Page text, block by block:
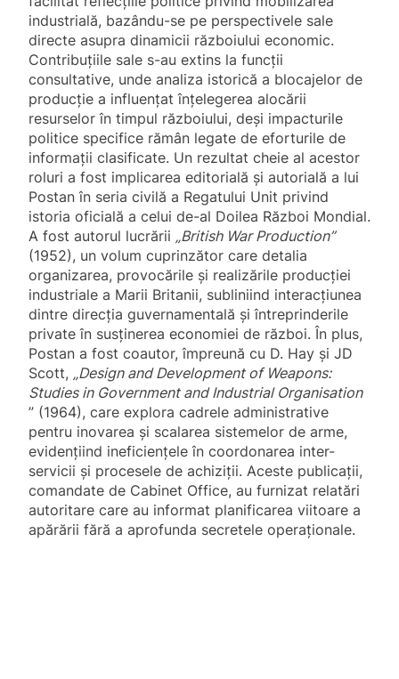
industrială, bazându-se pe perspectivele sale
directe asupra dinamicii războiului economic.
Contribuțiile sale s-au extins la funcții
consultative, unde analiza istorică a blocajelor de
producție a influențat înțelegerea alocării
resurselor în timpul războiului, deși impacturile
politice specifice rămân legate de eforturile de
informații clasificate. Un rezultat cheie al acestor
roluri a fost implicarea editorială și autorială a lui
Postan în seria civilă a Regatului Unit privind
istoria oficială a celui de-al Doilea Război Mondial.
A fost autorul lucrării „British War Production”
(1952), un volum cuprinzător care detalia
organizarea, provocările și realizările producției
industriale a Marii Britanii, subliniind interacțiunea
dintre direcția guvernamentală și întreprinderile
private în susținerea economiei de război. În plus,
Postan a fost coautor, împreună cu D. Hay și JD
Scott, „Design and Development of Weapons:
Studies in Government and Industrial Organisation
” (1964), care explora cadrele administrative
pentru inovarea și scalarea sistemelor de arme,
evidențiind ineficiențele în coordonarea inter-
servicii și procesele de achiziții. Aceste publicații,
comandate de Cabinet Office, au furnizat relatări
autoritare care au informat planificarea viitoare a
apărării fără a aprofunda secretele operaționale.